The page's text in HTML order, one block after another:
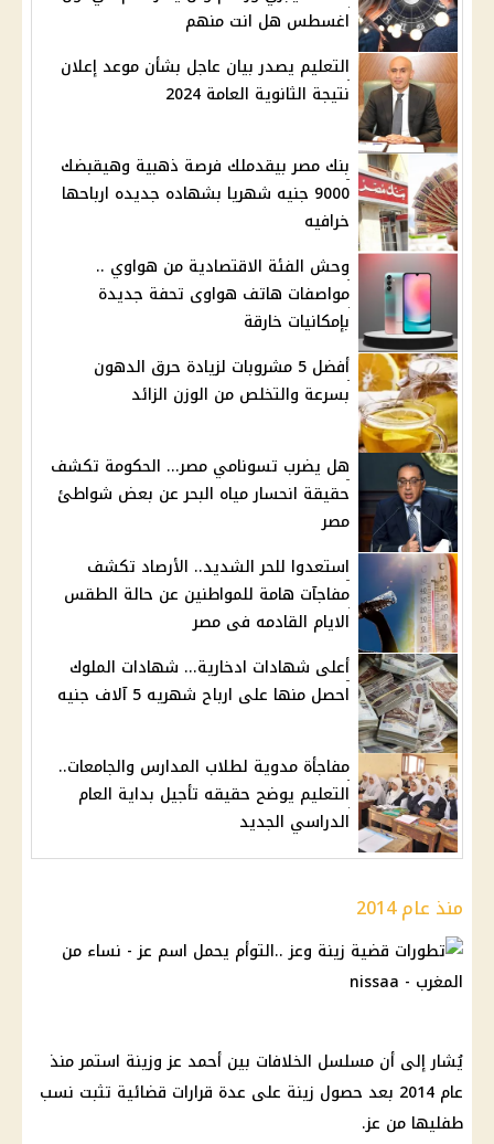
اغسطس هل انت منهم
التعليم يصدر بيان عاجل بشأن موعد إعلان
نتيجة الثانوية العامة 2024
بنك مصر بيقدملك فرصة ذهبية وهيقبضك
9000 جنيه شهريا بشهاده جديده ارباحها
خرافيه
وحش الفئة الاقتصادية من هواوي ..
مواصفات هاتف هواوى تحفة جديدة
بإمكانيات خارقة
أفضل 5 مشروبات لزيادة حرق الدهون
بسرعة والتخلص من الوزن الزائد
هل يضرب تسونامي مصر... الحكومة تكشف
حقيقة انحسار مياه البحر عن بعض شواطئ
مصر
استعدوا للحر الشديد.. الأرصاد تكشف
مفاجآت هامة للمواطنين عن حالة الطقس
الايام القادمه فى مصر
أعلى شهادات ادخارية... شهادات الملوك
احصل منها على ارباح شهريه 5 آلاف جنيه
مفاجأة مدوية لطلاب المدارس والجامعات..
التعليم يوضح حقيقه تأجيل بداية العام
الدراسي الجديد
منذ عام 2014
يُشار إلى أن مسلسل الخلافات بين أحمد عز وزينة استمر منذ
عام 2014 بعد حصول زينة على عدة قرارات قضائية تثبت نسب
طفليها من عز.